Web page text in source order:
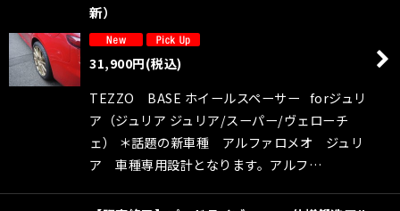
新）
31,900円(税込)
TEZZO BASE ホイールスペーサー forジュリ
ア（ジュリア ジュリア/スーパー/ヴェローチ
ェ） ＊話題の新車種 アルファロメオ ジュリ
ア 車種専用設計となります。アルフ…